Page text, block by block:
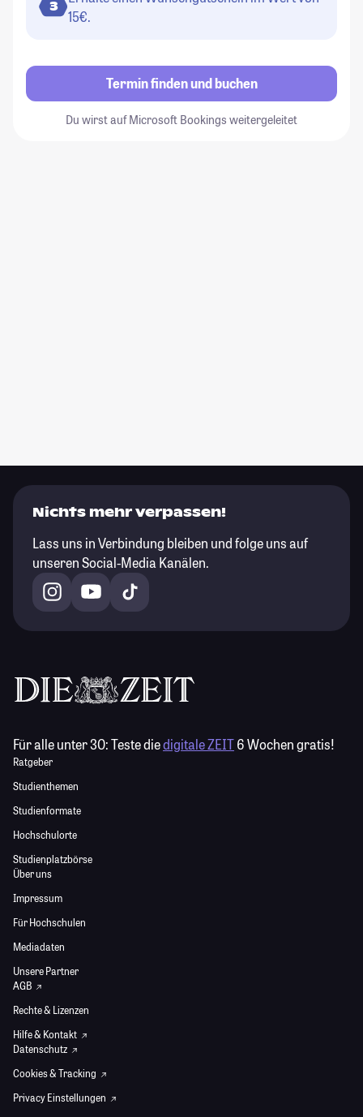
3
15€.
Termin finden und buchen
Du wirst auf Microsoft Bookings weitergeleitet
Nichts mehr verpassen!
Lass uns in Verbindung bleiben und folge uns auf
unseren Social-Media Kanälen.
Für alle unter 30:Teste diedigitale ZEIT6 Wochen gratis!
Ratgeber
Studienthemen
Studienformate
Hochschulorte
Studienplatzbörse
Über uns
Impressum
Für Hochschulen
Mediadaten
Unsere Partner
AGB
Rechte & Lizenzen
Hilfe & Kontakt
Datenschutz
Cookies & Tracking
Privacy Einstellungen